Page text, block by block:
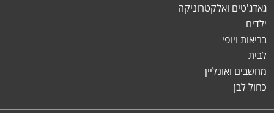
גאדג'טים ואלקטרוניקה
ילדים
בריאות ויופי
לבית
מחשבים ואונליין
כחול לבן